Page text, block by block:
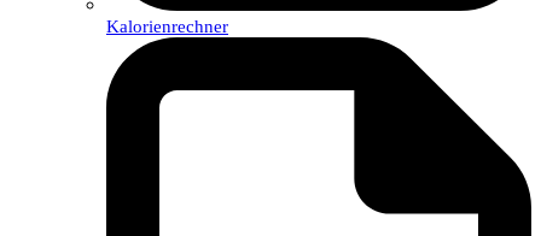
Kalorienrechner